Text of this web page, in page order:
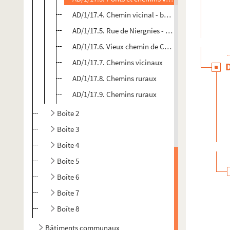
AD/1/17.4. Chemin vicinal - budget communal de
AD/1/17.5. Rue de Niergnies - construction
AD/1/17.6. Vieux chemin de Carnières - travaux de
AD/1/17.7. Chemins vicinaux
AD/1/17.8. Chemins ruraux
AD/1/17.9. Chemins ruraux
Boîte 2
Boîte 3
Boîte 4
Boîte 5
Boîte 6
Boîte 7
Boîte 8
Bâtiments communaux